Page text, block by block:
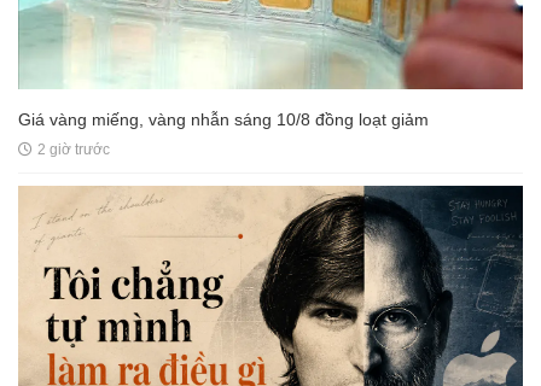
Giá vàng miếng, vàng nhẫn sáng 10/8 đồng loạt giảm
2 giờ trước